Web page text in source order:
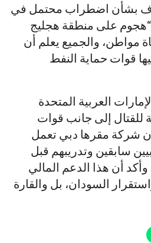
بشأن اضطراب محتمل في
على منطقة هجليج
مواطن، والجميع يعلم أن
قوات حماية النفط
العربية المتحدة
للقتال إلى جانب قوات
شركة مقرها دبي تعمل
سابقين وتدريبهم قبل
أن هذا الدعم المالي
السودان، بل والقارة